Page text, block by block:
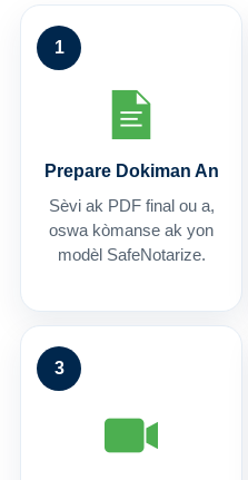
1
Prepare Dokiman An
Sèvi ak PDF final ou a,
oswa kòmanse ak yon
modèl SafeNotarize.
3